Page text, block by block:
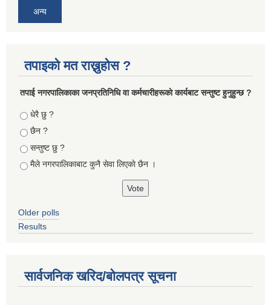
अन्य
तपाइको मत राख्नुहोस ?
तपा‌ई नगरपालिकाका जनप्रतिनिधि वा कर्मचारीहरूकाे कार्यबाट सन्तुष्ट हुनुहुन्छ ?
Choices
धेरै छु ?
छैन ?
सन्तुष्ट छु ?
मैले नगरपालिकाबाट कुनै सेवा लिएकाे छैन ।
Older polls
Results
सार्वजनिक खरिद/बोलपत्र सूचना